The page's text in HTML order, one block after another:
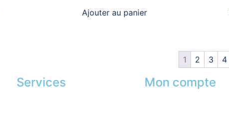
Ajouter au panier
1 2 3 4
Services Mon compte